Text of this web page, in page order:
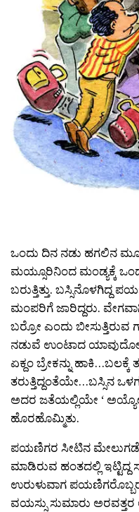
ಒಂದು ದಿನ ನಡು ಹಗಲಿನ
ಮಯ್ಸೂರಿನಿಂದ ಮಂಡ್ಯಕ್ಕೆ
ಬರುತ್ತಿತ್ತು. ಬಸ್ಸಿನೊಳಗಿದ್ದ
ಮಂಪರಿಗೆ ಜಾರಿದ್ದರು.
ಬರ‍್ರೋ ಎಂದು
ನಡುವೆ ಉಂಟಾದ
ಏಕ್ದಂ ಬ್ರೇಕನ್ನು ಹಾಕಿ…ಬಲಕ್ಕೆ
ತರುತ್ತಿದ್ದಂತೆಯೇ…ಬಸ್ಸಿನ
ಅದರ ಜತೆಯಲ್ಲಿಯೇ ‘
ಹೊರಹೊಮ್ಮಿತು.
ಪಯಣಿಗರ ಸೀಟಿನ ಮೇಲುಗಡೆ
ಮಾಡಿರುವ ಹಂತದಲ್ಲಿ ಇಟ್ಟಿದ್ದ
ಉರುಳುವಾಗ ಪಯಣಿಗರೊಬ್ಬರ
ವಯಸ್ಸು ಸುಮಾರು